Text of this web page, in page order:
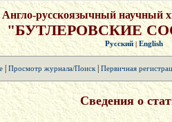
Англо-русскоязычный научный
"БУТЛЕРОВСКИЕ
Русский |English
| Просмотр журнала/Поиск| Первичная
Сведения о